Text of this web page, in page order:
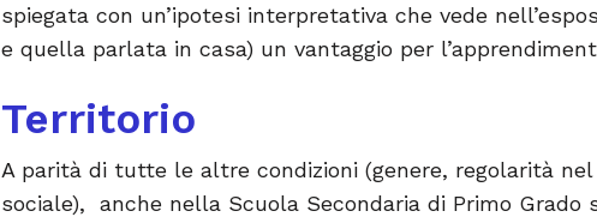
spiegata con un’ipotesi interpretativa che vede
e quella parlata in casa) un vantaggio per
Territorio
A parità di tutte le altre condizioni (genere, regolarità
sociale), anche nella Scuola Secondaria di Primo